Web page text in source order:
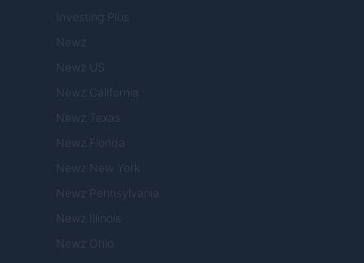
Investing Plus
Newz
Newz US
Newz California
Newz Texas
Newz Florida
Newz New York
Newz Pennsylvania
Newz Illinois
Newz Ohio